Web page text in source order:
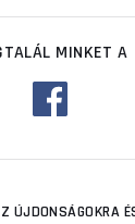
MINKET A
ÚJDONSÁGOKRA